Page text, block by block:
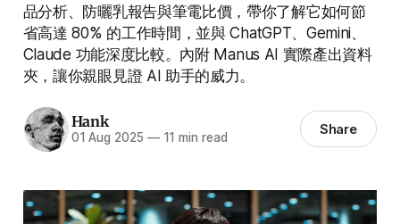
品分析、防曬乳報告與筆電比價，帶你了解它如何節
省高達 80% 的工作時間，並與 ChatGPT、Gemini、
Claude 功能深度比較。內附 Manus AI 實際產出資料
夾，讓你親眼見證 AI 助手的威力。
Hank
01 Aug 2025 —11 min read Share